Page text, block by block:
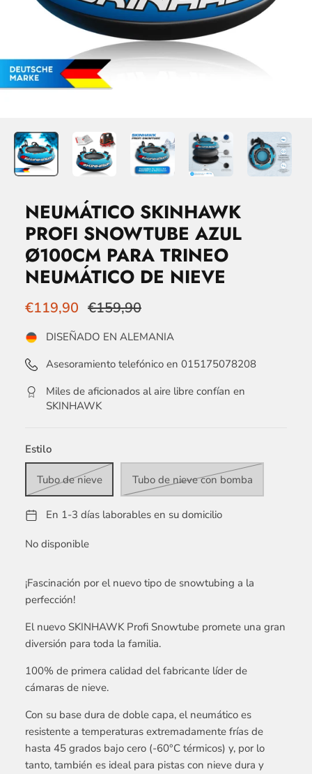
NEUMÁTICO SKINHAWK
PROFI SNOWTUBE AZUL
Ø100CM PARA TRINEO
NEUMÁTICO DE NIEVE
€119,90 €159,90
DISEÑADO EN ALEMANIA
Asesoramiento telefónico en 015175078208
Miles de aficionados al aire libre confían en
SKINHAWK
Estilo
Tubo de nieve Tubo de nieve con bomba
En 1-3 días laborables en su domicilio
No disponible
¡Fascinación por el nuevo tipo de snowtubing a la
perfección!
El nuevo SKINHAWK Profi Snowtube promete una gran
diversión para toda la familia.
100% de primera calidad del fabricante líder de
cámaras de nieve.
Con su base dura de doble capa, el neumático es
resistente a temperaturas extremadamente frías de
hasta 45 grados bajo cero (-60°C térmicos) y, por lo
tanto, también es ideal para pistas con nieve dura y